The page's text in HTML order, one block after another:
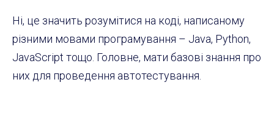
Ні, це значить розумітися на коді, написаному
різними мовами програмування – Java, Python,
JavaScript тощо. Головне, мати базові знання про
них для проведення автотестування.